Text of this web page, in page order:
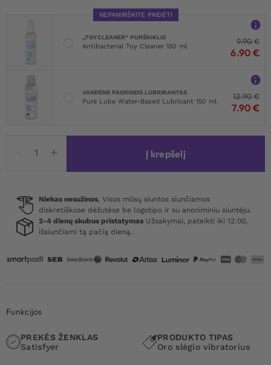
27.90€.
NEPAMIRŠKITE PRIDĖTI
„TOYCLEANER“ PURŠKIKLIS
Antibacterial Toy Cleaner 150 ml
9.90€
6.90 €
VANDENS PAGRINDO LUBRIKANTAS
Pure Lube Water-Based Lubricant 150 ml
12.90€
7.90 €
kiekis:
Satisfyer
Kiss
Air
Pulse
Į krepšelį
Niekas nesužinos, Visos mūsų siuntos siunčiamos
diskretiškose dėžutėse be logotipo ir su anoniminiu siuntėju.
2-4 dienų skubus pristatymas Užsakymai, pateikti iki 12:00,
išsiunčiami tą pačią dieną..
Funkcijos
PREKĖS ŽENKLAS
Satisfyer
PRODUKTO TIPAS
Oro slėgio vibratorius